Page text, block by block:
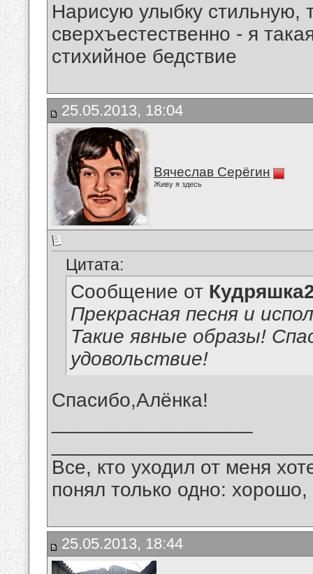
Нарисую улыбку стильную,
сверхъестественно - я
стихийное бедствие
25.05.2013, 18:04
Вячеслав Серёгин
Живу я здесь
Цитата:
Сообщение от
Прекрасная песня и
Такие явные образы!
удовольствие!
Спасибо,Алёнка!
Все, кто уходил от меня
понял только одно:
25.05.2013, 18:44